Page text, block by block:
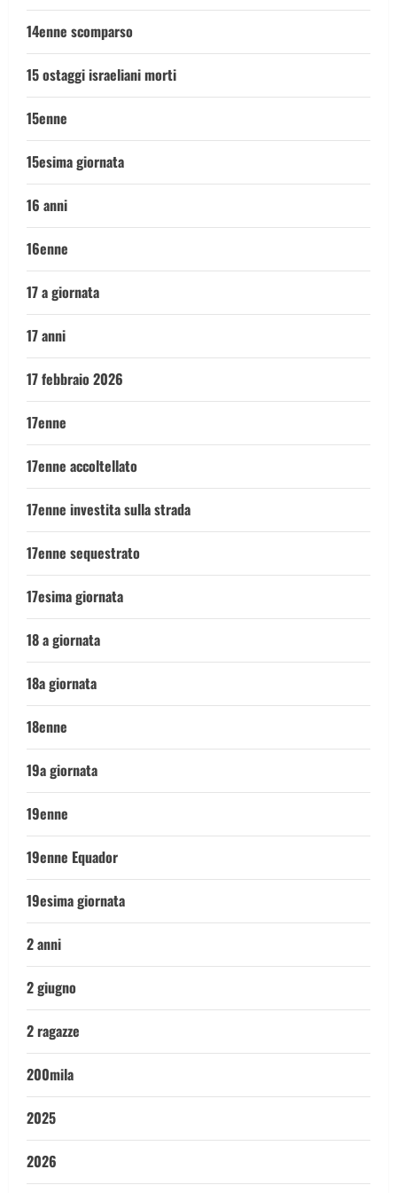
14enne scomparso
15 ostaggi israeliani morti
15enne
15esima giornata
16 anni
16enne
17 a giornata
17 anni
17 febbraio 2026
17enne
17enne accoltellato
17enne investita sulla strada
17enne sequestrato
17esima giornata
18 a giornata
18a giornata
18enne
19a giornata
19enne
19enne Equador
19esima giornata
2 anni
2 giugno
2 ragazze
200mila
2025
2026